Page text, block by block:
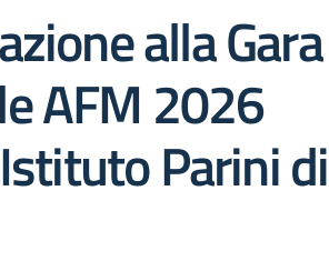
alla Gara
AFM 2026
Parini di